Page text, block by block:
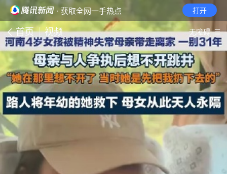
· 获取全网一手热点 打开
首页 视频 无障碍